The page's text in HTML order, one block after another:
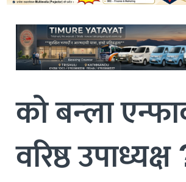
को बन्ला
वरिष्ठ